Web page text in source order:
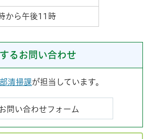
から午後11時
るお問い合わせ
清掃課が担当しています。